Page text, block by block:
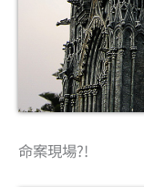
命案現場?!